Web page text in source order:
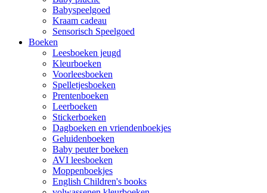
Babyspeelgoed
Kraam cadeau
Sensorisch Speelgoed
Boeken
Leesboeken jeugd
Kleurboeken
Voorleesboeken
Spelletjesboeken
Prentenboeken
Leerboeken
Stickerboeken
Dagboeken en vriendenboekjes
Geluidenboeken
Baby peuter boeken
AVI leesboeken
Moppenboekjes
English Children's books